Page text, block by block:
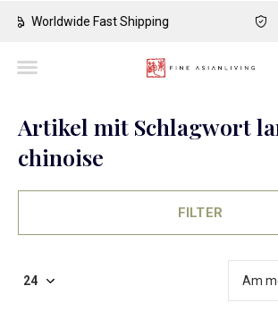
Safe Payment
Artikel mit Schlagwort
chinoise
FILTER